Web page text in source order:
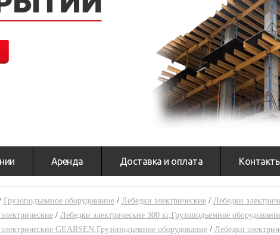
Аренда Доставка и оплата
Грузоподъемное оборудование/ Лебедки электрические/ Лебедки
/ Лебедки электрические 300 кг,Грузоподъемное
GEARSEN,Грузоподъемное оборудование/ Лебедки